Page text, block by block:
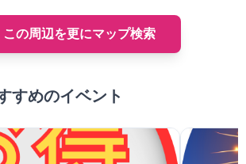
この周辺を更にマップ検索
すめのイベント